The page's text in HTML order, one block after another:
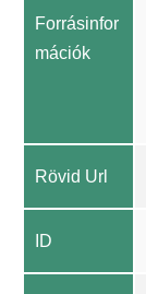
Forrásinfor
mációk
Rövid Url
ID